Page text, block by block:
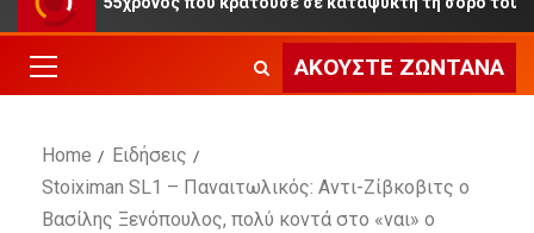
ΑΚΟΎΣΤΕ ΖΩΝΤΑΝΆ
Home
Ειδήσεις
Stoiximan SL1 – Παναιτωλικός: Αντι-Ζίβκοβιτς ο
Βασίλης Ξενόπουλος, πολύ κοντά στο «ναι» ο